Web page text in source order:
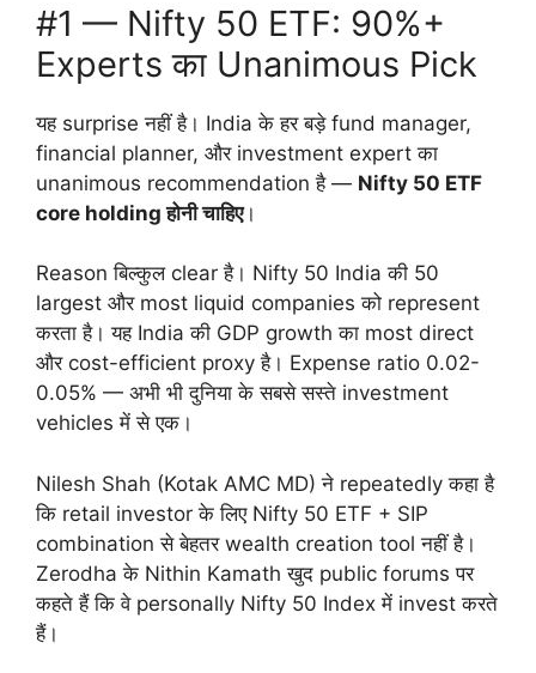
#1 — Nifty 50 ETF: 90%+
Experts का Unanimous Pick
यह surprise नहीं है। India के हर बड़े fund manager,
financial planner, और investment expert का
unanimous recommendation है — Nifty 50 ETF
core holding होनी चाहिए।
Reason बिल्कुल clear है। Nifty 50 India की 50
largest और most liquid companies को represent
करता है। यह India की GDP growth का most direct
और cost-efficient proxy है। Expense ratio 0.02-
0.05% — अभी भी दुनिया के सबसे सस्ते investment
vehicles में से एक।
Nilesh Shah (Kotak AMC MD) ने repeatedly कहा है
कि retail investor के लिए Nifty 50 ETF + SIP
combination से बेहतर wealth creation tool नहीं है।
Zerodha के Nithin Kamath खुद public forums पर
कहते हैं कि वे personally Nifty 50 Index में invest करते
हैं।